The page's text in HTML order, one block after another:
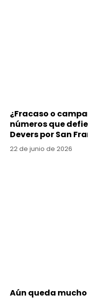
¿Fracaso o
números que
Devers por San
22 de junio de 2026
Aún queda